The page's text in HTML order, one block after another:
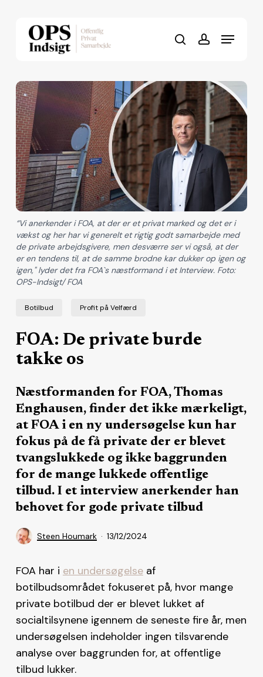
searchaccount
Menu
Botilbud Profit på Velfærd
FOA: De private burde
takke os
Næstformanden for FOA, Thomas
Enghausen, finder det ikke mærkeligt,
at FOA i en ny undersøgelse kun har
fokus på de få private der er blevet
tvangslukkede og ikke baggrunden
for de mange lukkede offentlige
tilbud. I et interview anerkender han
behovet for gode private tilbud
Steen Houmark 13/12/2024
“Vi anerkender i FOA, at der er et privat marked og det er i
vækst og her har vi generelt et rigtig godt samarbejde med
de private arbejdsgivere, men desværre ser vi også, at der
er en tendens til, at de samme brodne kar dukker op igen og
igen," lyder det fra FOA`s næstformand i et Interview. Foto:
OPS-Indsigt/ FOA
FOA har i en undersøgelseaf
botilbudsområdet fokuseret på, hvor mange
private botilbud der er blevet lukket af
socialtilsynene igennem de seneste fire år, men
undersøgelsen indeholder ingen tilsvarende
analyse over baggrunden for, at offentlige
tilbud lukker.
Close